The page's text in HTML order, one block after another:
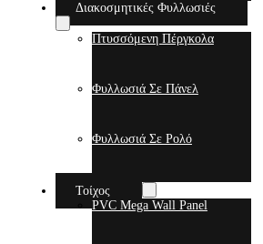
Διακοσμητικές Φυλλωσιές
Πτυσσόμενη Πέργκολα
Φυλλωσιά Σε Πάνελ
Φυλλωσιά Σε Ρολό
Τοίχος
PVC Mega Wall Panel